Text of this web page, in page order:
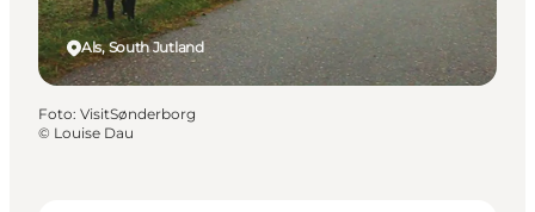
Als, South Jutland
Foto: VisitSønderborg
© Louise Dau